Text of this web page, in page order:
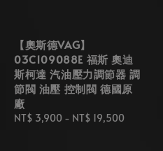
【奧斯德VAG】
03C109088E 福斯 奧迪
斯柯達 汽油壓力調節器 調
節閥 油壓 控制閥 德國原
廠
Regular
NT$ 3,900 - NT$ 19,500